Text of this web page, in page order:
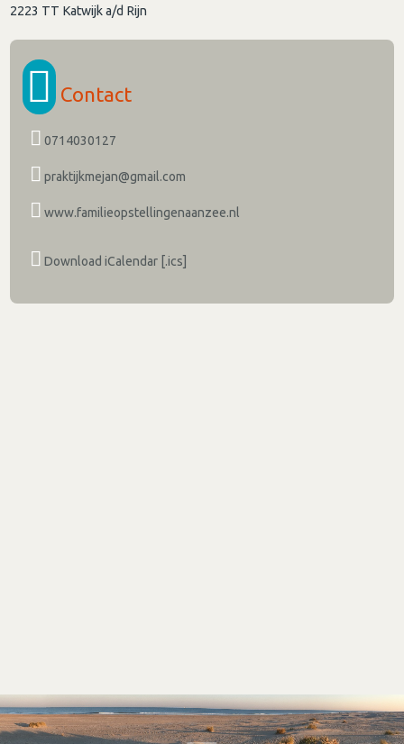
2223 TT Katwijk a/d Rijn
Contact
0714030127
praktijkmejan@gmail.com
www.familieopstellingenaanzee.nl
Download iCalendar [.ics]